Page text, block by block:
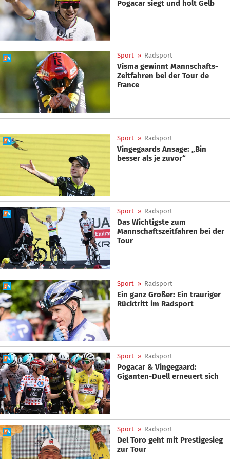
Pogacar siegt und holt Gelb
Sport » Radsport
Visma gewinnt Mannschafts-
Zeitfahren bei der Tour de
France
Sport » Radsport
Vingegaards Ansage: „Bin
besser als je zuvor“
Sport » Radsport
Das Wichtigste zum
Mannschaftszeitfahren bei der
Tour
Sport » Radsport
Ein ganz Großer: Ein trauriger
Rücktritt im Radsport
Sport » Radsport
Pogacar & Vingegaard:
Giganten-Duell erneuert sich
Sport » Radsport
Del Toro geht mit Prestigesieg
zur Tour